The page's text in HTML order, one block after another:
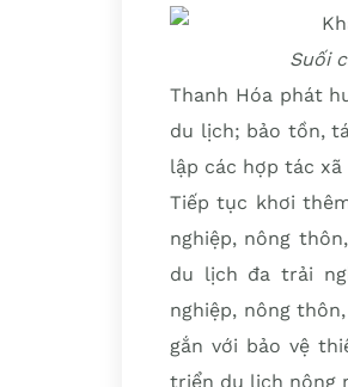
Suối
Thanh Hóa phát
du lịch; bảo tồn,
lập các hợp tác
Tiếp tục khơi
nghiệp, nông
du lịch đa trải
nghiệp, nông
gắn với bảo vệ
triển du lịch nông